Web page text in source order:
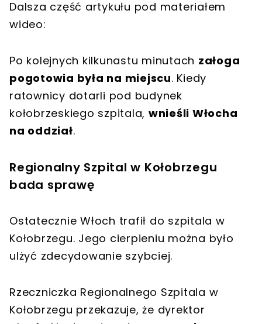
Dalsza część artykułu pod materiałem
wideo:
Po kolejnych kilkunastu minutach załoga
pogotowia była na miejscu. Kiedy
ratownicy dotarli pod budynek
kołobrzeskiego szpitala, wnieśli Włocha
na oddział.
Regionalny Szpital w Kołobrzegu
bada sprawę
Ostatecznie Włoch trafił do szpitala w
Kołobrzegu. Jego cierpieniu można było
ulżyć zdecydowanie szybciej.
Rzeczniczka Regionalnego Szpitala w
Kołobrzegu przekazuje, że dyrektor